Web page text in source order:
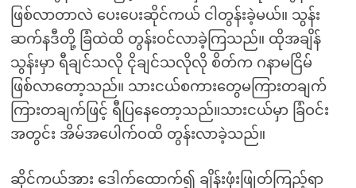
ဖြစ်လာတာလဲ ပေးပေးဆိုင်ကယ် ငါတွန်းခဲ့မယ်။ သွန်း
ဆက်နဒီတို့ ခြံထဲထိ တွန်းဝင်လာခဲ့ကြသည်။ ထိုအချိန်
သွန်းမှာ ရီချင်သလို ငိုချင်သလိုလို စိတ်က ဂနာမငြိမ်
ဖြစ်လာတော့သည်။ သားငယ်စကားတွေမကြားတချက်
ကြားတချက်ဖြင့် ရီပြနေတော့သည်။သားငယ်မှာ ခြံဝင်း
အတွင်း အိမ်အပေါက်ဝထိ တွန်းလာခဲ့သည်။
ဆိုင်ကယ်အား ဒေါက်ထောက်၍ ချိန်းဖုံးဖြုတ်ကြည့်ရာ